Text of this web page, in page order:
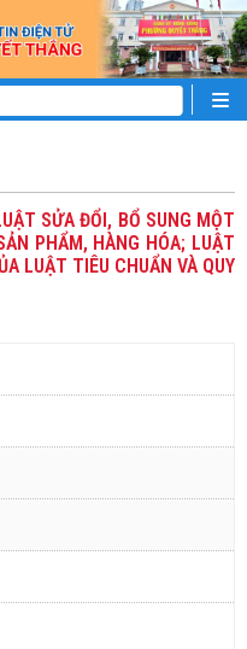
SỬA ĐỔI, BỔ SUNG MỘT
PHẨM, HÀNG HÓA; LUẬT
LUẬT TIÊU CHUẨN VÀ QUY